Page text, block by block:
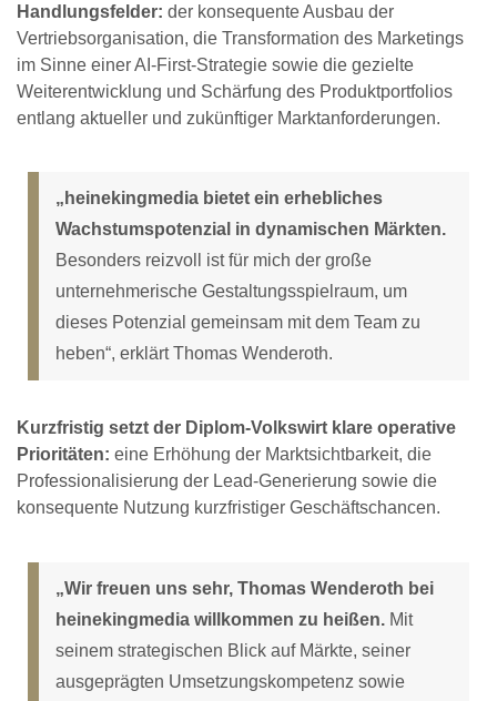
Handlungsfelder: der konsequente Ausbau der
Vertriebsorganisation, die Transformation des Marketings
im Sinne einer AI-First-Strategie sowie die gezielte
Weiterentwicklung und Schärfung des Produktportfolios
entlang aktueller und zukünftiger Marktanforderungen.
„heinekingmedia bietet ein erhebliches
Wachstumspotenzial in dynamischen Märkten.
Besonders reizvoll ist für mich der große
unternehmerische Gestaltungsspielraum, um
dieses Potenzial gemeinsam mit dem Team zu
heben“, erklärt Thomas Wenderoth.
Kurzfristig setzt der Diplom-Volkswirt klare operative
Prioritäten: eine Erhöhung der Marktsichtbarkeit, die
Professionalisierung der Lead-Generierung sowie die
konsequente Nutzung kurzfristiger Geschäftschancen.
„Wir freuen uns sehr, Thomas Wenderoth bei
heinekingmedia willkommen zu heißen. Mit
seinem strategischen Blick auf Märkte, seiner
ausgeprägten Umsetzungskompetenz sowie